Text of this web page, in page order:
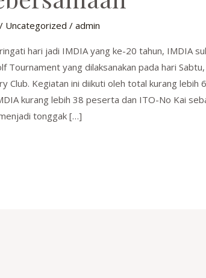
/ Uncategorized /admin
hari jadi IMDIA yang ke-20 tahun, IMDIA
Tournament yang dilaksanakan pada hari
Club. Kegiatan ini diikuti oleh total kurang lebih
kurang lebih 38 peserta dan ITO-No Kai
tonggak […]